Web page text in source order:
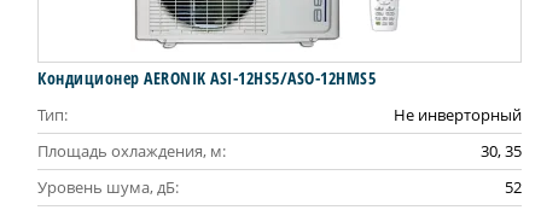
Кондиционер AERONIK ASI-12HS5/ASO-12HMS5
Тип:
Не инверторный
Площадь охлаждения, м:
30, 35
Уровень шума, дБ:
52